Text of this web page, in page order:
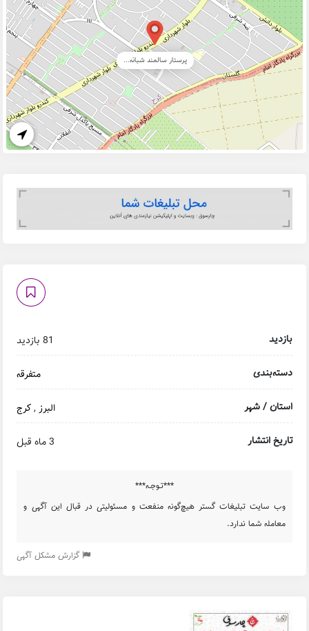
پرستار سالمند شبانه...
بازدید 81 بازدید
دسته‌بندی متفرقه
استان / شهر البرز,کرج
تاریخ انتشار 3 ماه قبل
***تـوجـه***
وب سایت تبلیغات گستر هیچ‌گونه منفعت و مسئولیتی در قبال این آگهی و
معامله شما ندارد.
گزارش مشکل آگهی